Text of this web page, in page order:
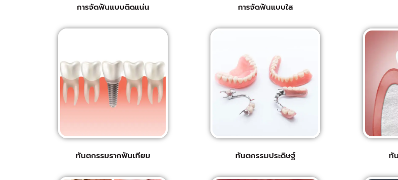
การจัดฟันแบบติดแน่น การจัดฟันแบบใส
ทันตกรรมรากฟันเทียม​ ทันตกรรมประดิษฐ์ ทั